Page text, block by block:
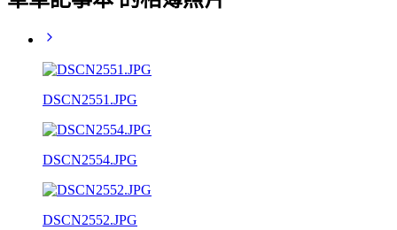
DSCN2551.JPG
DSCN2554.JPG
DSCN2552.JPG